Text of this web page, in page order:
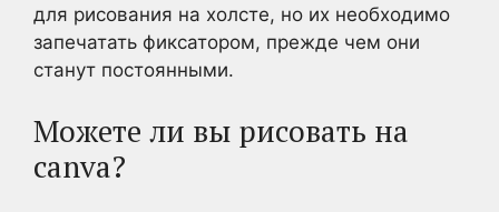
для рисования на холсте, но их необходимо
запечатать фиксатором, прежде чем они
станут постоянными.
Можете ли вы рисовать на
canva?